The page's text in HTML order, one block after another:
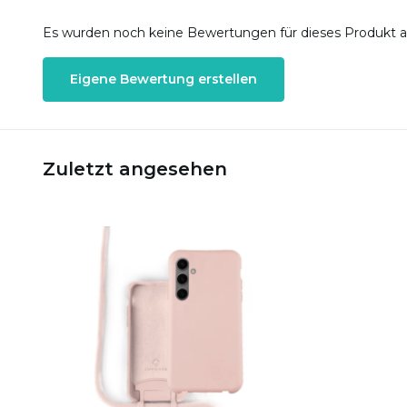
Es wurden noch keine Bewertungen für dieses Produkt
Eigene Bewertung erstellen
Zuletzt angesehen